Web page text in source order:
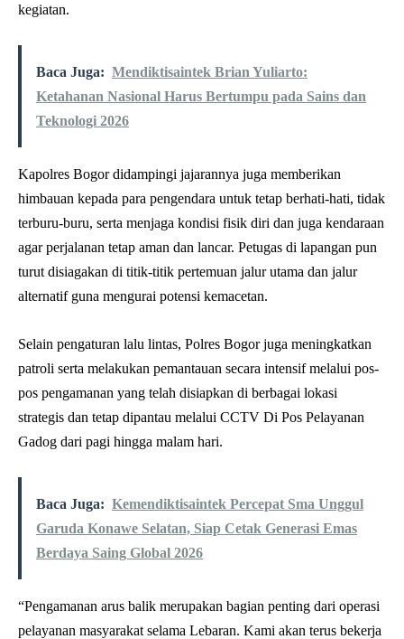
kegiatan.
Baca Juga: Mendiktisaintek Brian Yuliarto:
Ketahanan Nasional Harus Bertumpu pada Sains dan
Teknologi 2026
Kapolres Bogor didampingi jajarannya juga memberikan
himbauan kepada para pengendara untuk tetap berhati-hati, tidak
terburu-buru, serta menjaga kondisi fisik diri dan juga kendaraan
agar perjalanan tetap aman dan lancar. Petugas di lapangan pun
turut disiagakan di titik-titik pertemuan jalur utama dan jalur
alternatif guna mengurai potensi kemacetan.
Selain pengaturan lalu lintas, Polres Bogor juga meningkatkan
patroli serta melakukan pemantauan secara intensif melalui pos-
pos pengamanan yang telah disiapkan di berbagai lokasi
strategis dan tetap dipantau melalui CCTV Di Pos Pelayanan
Gadog dari pagi hingga malam hari.
Baca Juga: Kemendiktisaintek Percepat Sma Unggul
Garuda Konawe Selatan, Siap Cetak Generasi Emas
Berdaya Saing Global 2026
“Pengamanan arus balik merupakan bagian penting dari operasi
pelayanan masyarakat selama Lebaran. Kami akan terus bekerja